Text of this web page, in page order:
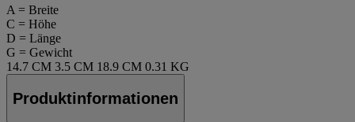
A = Breite
C = Höhe
D = Länge
G = Gewicht
14.7 CM 3.5 CM 18.9 CM 0.31 KG
Produktinformationen